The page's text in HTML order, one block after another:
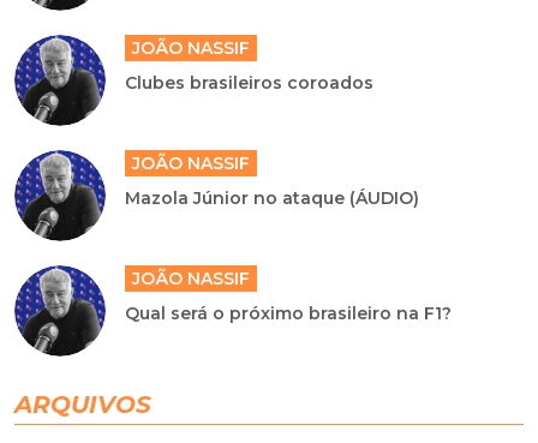
JOÃO NASSIF
Clubes brasileiros coroados
JOÃO NASSIF
Mazola Júnior no ataque (ÁUDIO)
JOÃO NASSIF
Qual será o próximo brasileiro na F1?
ARQUIVOS